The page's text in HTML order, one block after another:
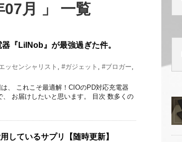
07月 」 一覧
『LilNob』が最強過ぎた件。
ッセンシャリスト , #ガジェット , #ブロガー,
、 これこそ最適解！CIOのPD対応充電器
、 お届けしたいと思います。 目次 数多くの
しているサプリ【随時更新】